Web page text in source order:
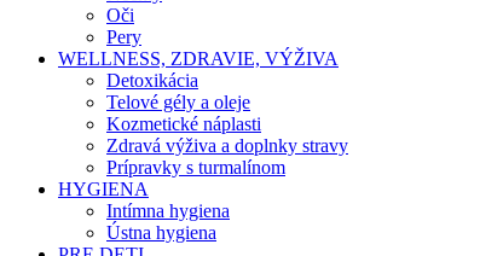
Oči
Pery
WELLNESS, ZDRAVIE, VÝŽIVA
Detoxikácia
Telové gély a oleje
Kozmetické náplasti
Zdravá výživa a doplnky stravy
Prípravky s turmalínom
HYGIENA
Intímna hygiena
Ústna hygiena